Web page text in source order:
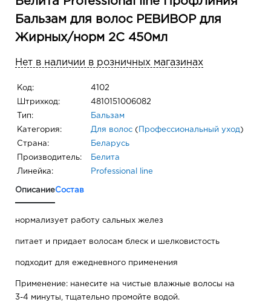
Бальзам для волос РЕВИВОР для
Жирных/норм 2С 450мл
Нет в наличии в розничных магазинах
Код: 4102
Штрихкод: 4810151006082
Тип: Бальзам
Категория: Для волос ( Профессиональный уход)
Страна: Беларусь
Производитель: Белита
Линейка: Professional line
ОписаниеСостав
нормализует работу сальных желез
питает и придает волосам блеск и шелковистость
подходит для ежедневного применения
Применение: нанесите на чистые влажные волосы на
3-4 минуты, тщательно промойте водой.